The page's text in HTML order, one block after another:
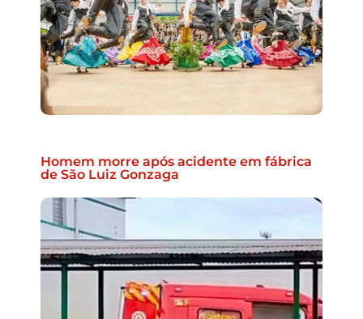
Homem morre após acidente em fábrica
de São Luiz Gonzaga